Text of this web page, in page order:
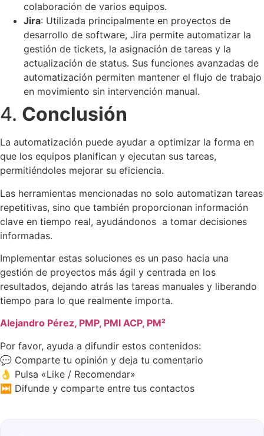
colaboración de varios equipos.
Jira: Utilizada principalmente en proyectos de
desarrollo de software, Jira permite automatizar la
gestión de tickets, la asignación de tareas y la
actualización de status. Sus funciones avanzadas de
automatización permiten mantener el flujo de trabajo
en movimiento sin intervención manual.
4. Conclusión
La automatización puede ayudar a optimizar la forma en
que los equipos planifican y ejecutan sus tareas,
permitiéndoles mejorar su eficiencia.
Las herramientas mencionadas no solo automatizan tareas
repetitivas, sino que también proporcionan información
clave en tiempo real, ayudándonos a tomar decisiones
informadas.
Implementar estas soluciones es un paso hacia una
gestión de proyectos más ágil y centrada en los
resultados, dejando atrás las tareas manuales y liberando
tiempo para lo que realmente importa.
Alejandro Pérez, PMP, PMI ACP, PM²
Por favor, ayuda a difundir estos contenidos:
💬 Comparte tu opinión y deja tu comentario
👌 Pulsa «Like / Recomendar»
⏭️ Difunde y comparte entre tus contactos